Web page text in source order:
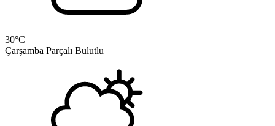
30°C
Çarşamba Parçalı Bulutlu